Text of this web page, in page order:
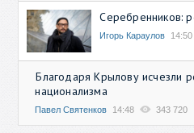
Серебренников:
Игорь Караулов 14:50
Благодаря Крылову исчезли
национализма
Павел Святенков 14:48 343 720